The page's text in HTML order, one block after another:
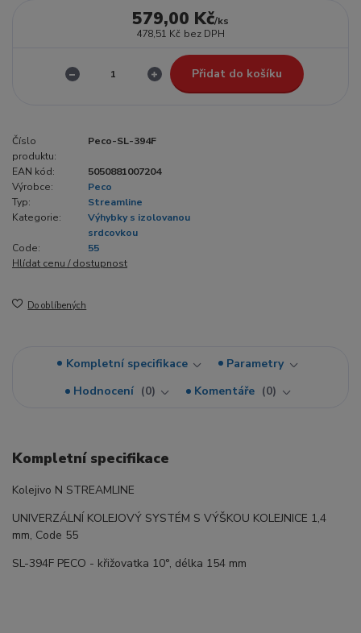
579,00 Kč/ks
478,51 Kč bez DPH
Přidat do košíku
Číslo
produktu:
Peco-SL-394F
EAN kód:
5050881007204
Výrobce:
Peco
Typ:
Streamline
Kategorie:
Výhybky s izolovanou
srdcovkou
Code:
55
Hlídat cenu / dostupnost
Do oblíbených
Kompletní specifikace
Parametry
Hodnocení
0 Komentáře 0
Kompletní specifikace
Kolejivo N STREAMLINE
UNIVERZÁLNÍ KOLEJOVÝ SYSTÉM S VÝŠKOU KOLEJNICE 1,4
mm, Code 55
SL-394F PECO - křižovatka 10°, délka 154 mm